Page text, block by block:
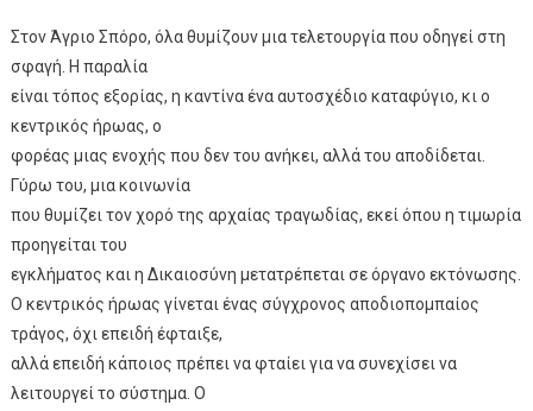
Στον Άγριο Σπόρο, όλα θυμίζουν μια τελετουργία που οδηγεί στη
σφαγή. Η παραλία
είναι τόπος εξορίας, η καντίνα ένα αυτοσχέδιο καταφύγιο, κι ο
κεντρικός ήρωας, ο
φορέας μιας ενοχής που δεν του ανήκει, αλλά του αποδίδεται.
Γύρω του, μια κοινωνία
που θυμίζει τον χορό της αρχαίας τραγωδίας, εκεί όπου η τιμωρία
προηγείται του
εγκλήματος και η Δικαιοσύνη μετατρέπεται σε όργανο εκτόνωσης.
Ο κεντρικός ήρωας γίνεται ένας σύγχρονος αποδιοπομπαίος
τράγος, όχι επειδή έφταιξε,
αλλά επειδή κάποιος πρέπει να φταίει για να συνεχίσει να
λειτουργεί το σύστημα. Ο